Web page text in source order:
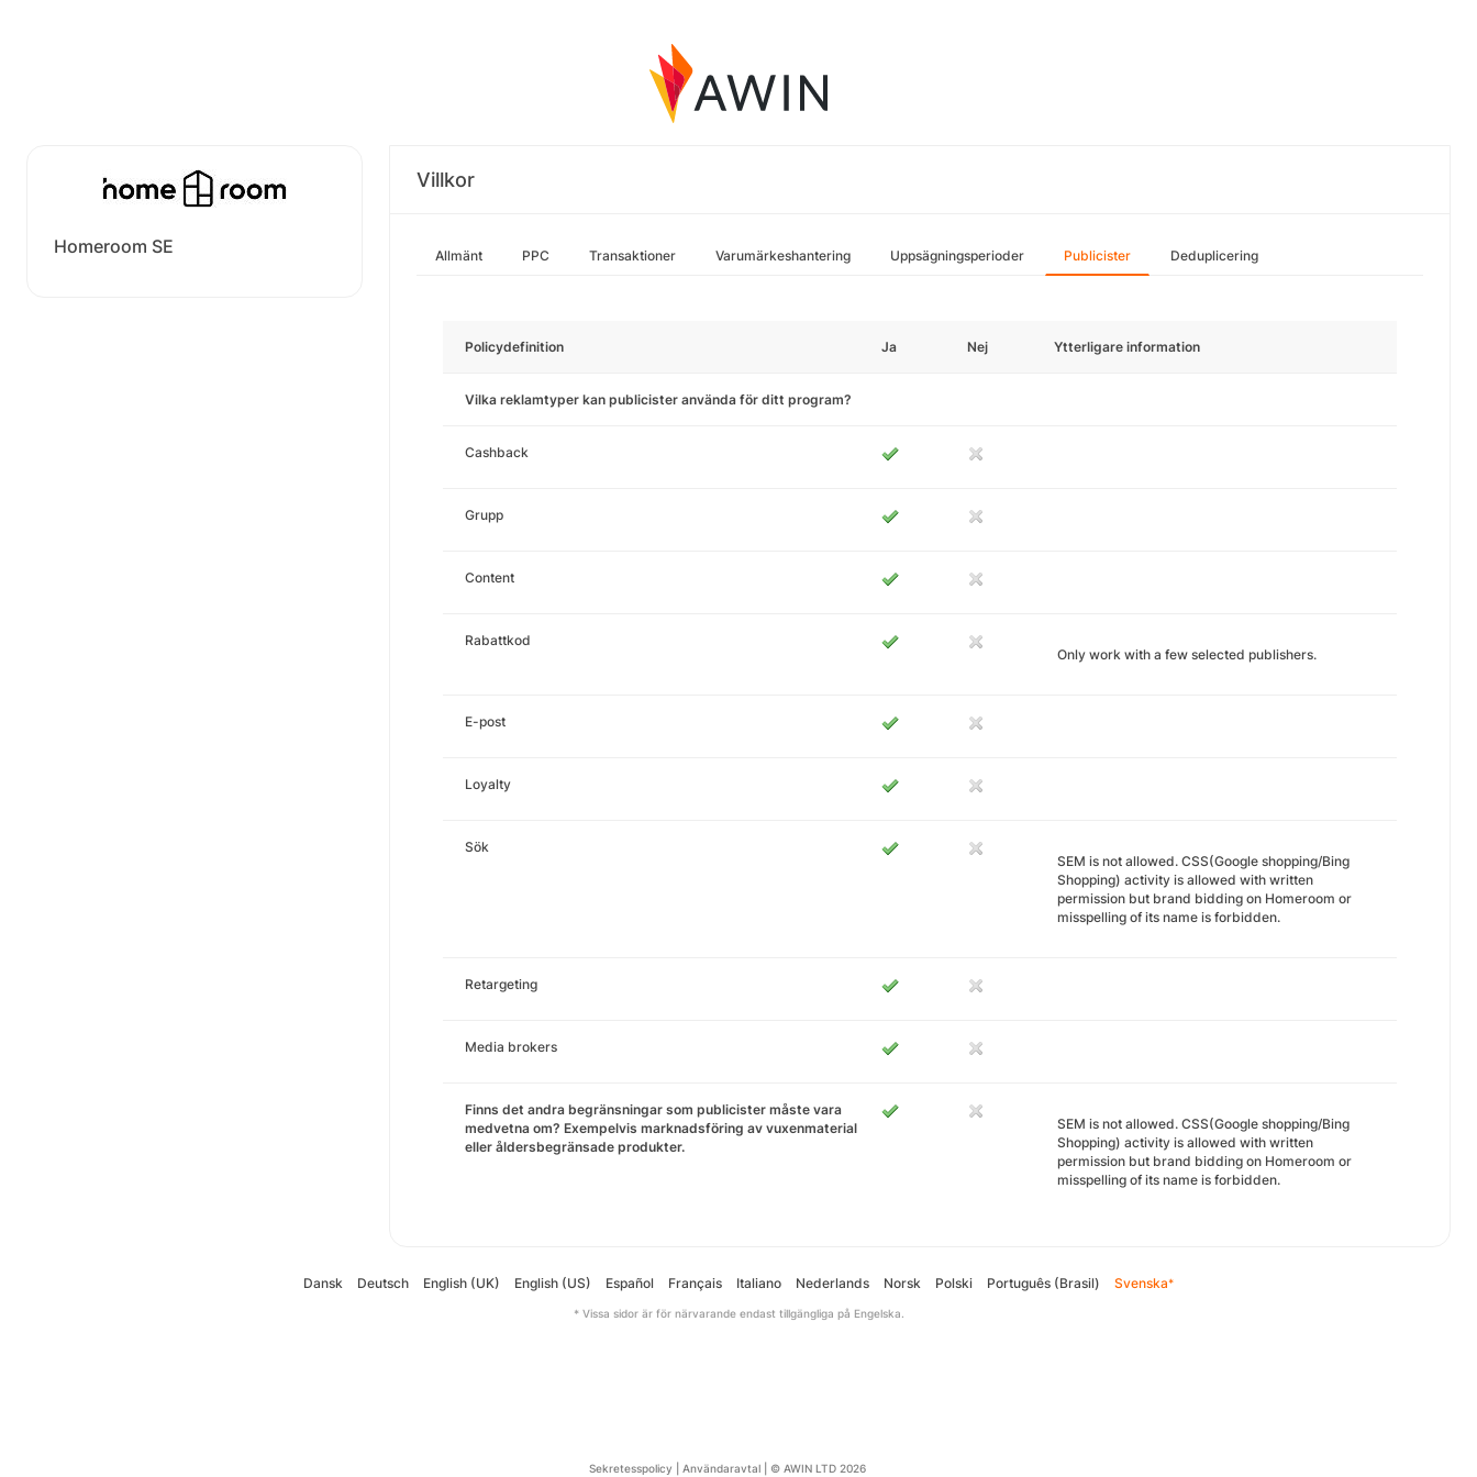
Homeroom SE
Villkor
Allmänt PPC Transaktioner Varumärkeshantering Uppsägningsperioder Publicister Deduplicering
Policydefinition Ja Nej Ytterligare information
Vilka reklamtyper kan publicister använda för ditt program?
Cashback
Grupp
Content
Rabattkod
Only work with a few selected publishers.
E-post
Loyalty
Sök
SEM is not allowed. CSS(Google shopping/Bing
Shopping) activity is allowed with written
permission but brand bidding on Homeroom or
misspelling of its name is forbidden.
Retargeting
Media brokers
Finns det andra begränsningar som publicister måste vara
medvetna om? Exempelvis marknadsföring av vuxenmaterial
eller åldersbegränsade produkter.
SEM is not allowed. CSS(Google shopping/Bing
Shopping) activity is allowed with written
permission but brand bidding on Homeroom or
misspelling of its name is forbidden.
Dansk Deutsch English (UK) English (US) Español Français Italiano Nederlands Norsk Polski Português (Brasil) Svenska*
* Vissa sidor är för närvarande endast tillgängliga på Engelska.
Sekretesspolicy Användaravtal © AWIN LTD 2026